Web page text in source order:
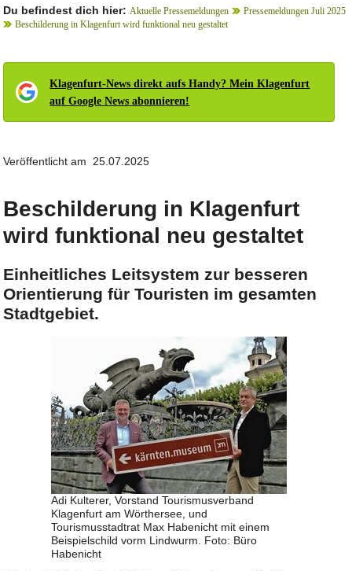
Du befindest dich hier: Aktuelle Pressemeldungen
Pressemeldungen Juli 2025
Beschilderung in Klagenfurt wird funktional neu gestaltet
Klagenfurt-News direkt aufs Handy? Mein Klagenfurt
auf Google News abonnieren!
Veröffentlicht am 25.07.2025
Beschilderung in Klagenfurt
wird funktional neu gestaltet
Einheitliches Leitsystem zur besseren
Orientierung für Touristen im gesamten
Stadtgebiet.
Adi Kulterer, Vorstand Tourismusverband
Klagenfurt am Wörthersee, und
Tourismusstadtrat Max Habenicht mit einem
Beispielschild vorm Lindwurm. Foto: Büro
Habenicht